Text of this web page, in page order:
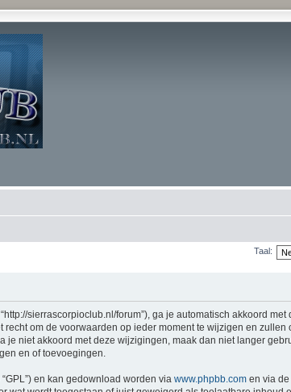
Taal:
sierrascorpioclub.nl/forum”), ga je automatisch akkoord
om de voorwaarden op ieder moment te wijzigen en zullen
niet akkoord met deze wijzigingen, maak dan niet langer
en of toevoegingen.
“GPL”) en kan gedownload worden viawww.phpbb.com en via